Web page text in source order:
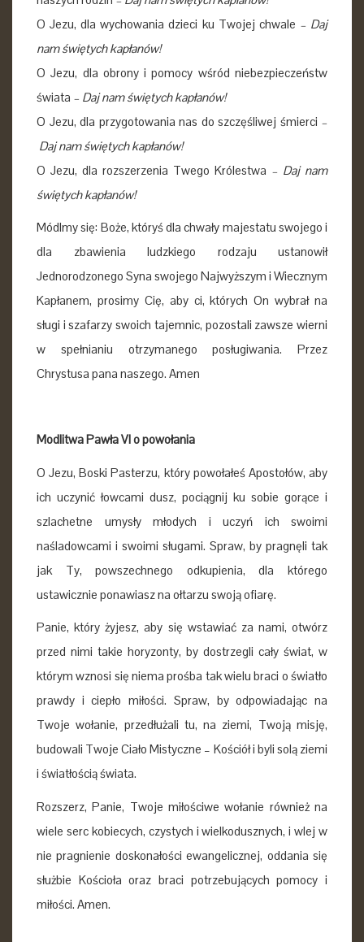
O Jezu, dla wychowania dzieci ku Twojej chwale –Daj
nam świętych kapłanów!
O Jezu, dla obrony i pomocy wśród niebezpieczeństw
świata – Daj nam świętych kapłanów!
O Jezu, dla przygotowania nas do szczęśliwej śmierci –
Daj nam świętych kapłanów!
O Jezu, dla rozszerzenia Twego Królestwa – Daj nam
świętych kapłanów!
Módlmy się: Boże, któryś dla chwały majestatu swojego i
dla zbawienia ludzkiego rodzaju ustanowił
Jednorodzonego Syna swojego Najwyższym i Wiecznym
Kapłanem, prosimy Cię, aby ci, których On wybrał na
sługi i szafarzy swoich tajemnic, pozostali zawsze wierni
w spełnianiu otrzymanego posługiwania. Przez
Chrystusa pana naszego. Amen
Modlitwa Pawła VI o powołania
O Jezu, Boski Pasterzu, który powołałeś Apostołów, aby
ich uczynić łowcami dusz, pociągnij ku sobie gorące i
szlachetne umysły młodych i uczyń ich swoimi
naśladowcami i swoimi sługami. Spraw, by pragnęli tak
jak Ty, powszechnego odkupienia, dla którego
ustawicznie ponawiasz na ołtarzu swoją ofiarę.
Panie, który żyjesz, aby się wstawiać za nami, otwórz
przed nimi takie horyzonty, by dostrzegli cały świat, w
którym wznosi się niema prośba tak wielu braci o światło
prawdy i ciepło miłości. Spraw, by odpowiadając na
Twoje wołanie, przedłużali tu, na ziemi, Twoją misję,
budowali Twoje Ciało Mistyczne – Kościół i byli solą ziemi
i światłością świata.
Rozszerz, Panie, Twoje miłościwe wołanie również na
wiele serc kobiecych, czystych i wielkodusznych, i wlej w
nie pragnienie doskonałości ewangelicznej, oddania się
służbie Kościoła oraz braci potrzebujących pomocy i
miłości. Amen.